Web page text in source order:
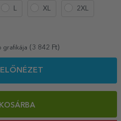
L XL 2XL
grafikája (3 842 Ft)
ELŐNÉZET
KOSÁRBA